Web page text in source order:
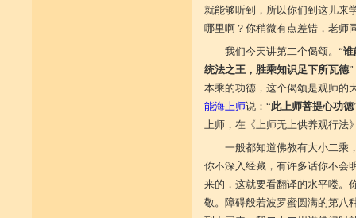
就能够听到，所以你们到这儿来
哪里啊？你稍微有点差错，老师
我们今天讲第二个偈颂。“谁
统法之王，胜乘知识足下所瓦德”
本乘的功德，这个偈颂是观师的
能海上师说：“此上师菩提心功德
上师，在《上师无上供养观行法
一般都知道佛教有大小二乘
你不深入经藏，有许多话你不会
来的，这就要看翻译的水平喽。
敬。障碍般若波罗蜜圆满的第八